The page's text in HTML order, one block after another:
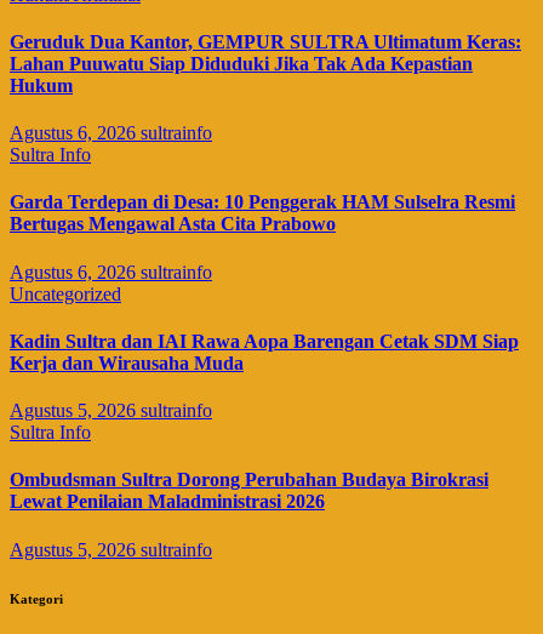
Geruduk Dua Kantor, GEMPUR SULTRA Ultimatum Keras:
Lahan Puuwatu Siap Diduduki Jika Tak Ada Kepastian
Hukum
Agustus 6, 2026 sultrainfo
Sultra Info
Garda Terdepan di Desa: 10 Penggerak HAM Sulselra Resmi
Bertugas Mengawal Asta Cita Prabowo
Agustus 6, 2026 sultrainfo
Uncategorized
Kadin Sultra dan IAI Rawa Aopa Barengan Cetak SDM Siap
Kerja dan Wirausaha Muda
Agustus 5, 2026 sultrainfo
Sultra Info
Ombudsman Sultra Dorong Perubahan Budaya Birokrasi
Lewat Penilaian Maladministrasi 2026
Agustus 5, 2026 sultrainfo
Kategori